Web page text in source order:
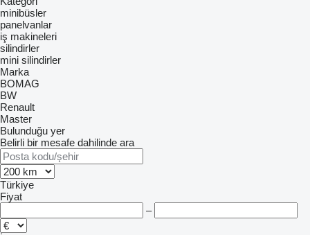
minibüsler
panelvanlar
iş makineleri
silindirler
mini silindirler
Marka
BOMAG
BW
Renault
Master
Bulunduğu yer
Belirli bir mesafe dahilinde ara
Türkiye
Fiyat
–